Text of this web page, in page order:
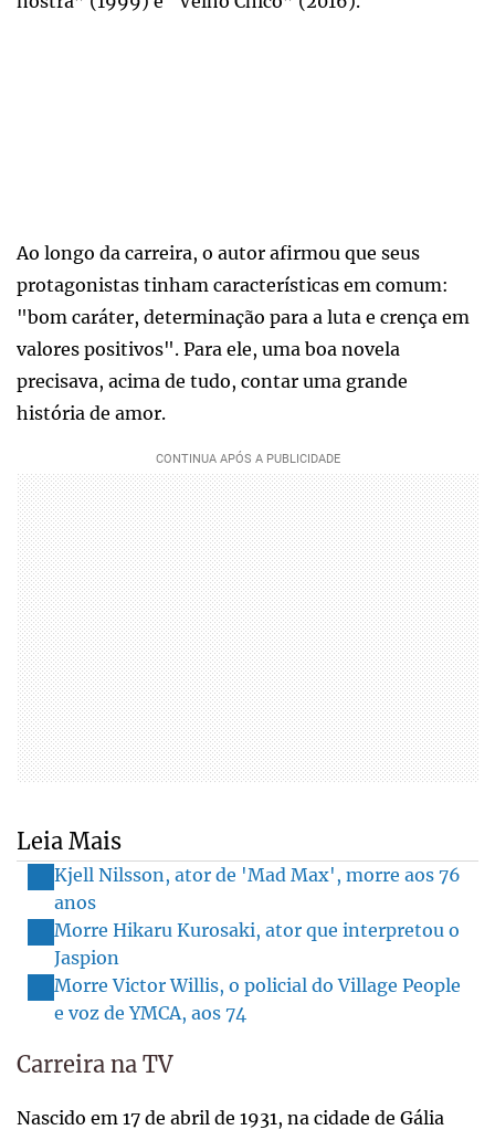
Ao longo da carreira, o autor afirmou que seus
protagonistas tinham características em comum:
"bom caráter, determinação para a luta e crença em
valores positivos". Para ele, uma boa novela
precisava, acima de tudo, contar uma grande
história de amor.
Leia Mais
Kjell Nilsson, ator de 'Mad Max', morre aos 76
anos
Morre Hikaru Kurosaki, ator que interpretou o
Jaspion
Morre Victor Willis, o policial do Village People
e voz de YMCA, aos 74
Carreira na TV
Nascido em 17 de abril de 1931, na cidade de Gália